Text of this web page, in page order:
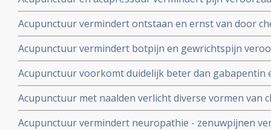
analyse van 17 gerandomiseerde studies
Acupunctuur vermindert ontstaan en ernst van door
perifere neuropathie bij overlevenden van
Acupunctuur vermindert botpijn en gewrichtspijn
aromataseremmers bij borstkanker met de helft t.o.v.
procent versus 30 procent. copy 1
Acupunctuur voorkomt duidelijk beter dan gabapentin
borstkankerpatiënten. En met veel minder bijwerkingen
Acupunctuur met naalden verlicht diverse vormen van
dan gebruikelijke zorg en placebo.
Acupunctuur vermindert neuropathie - zenuwpijnen